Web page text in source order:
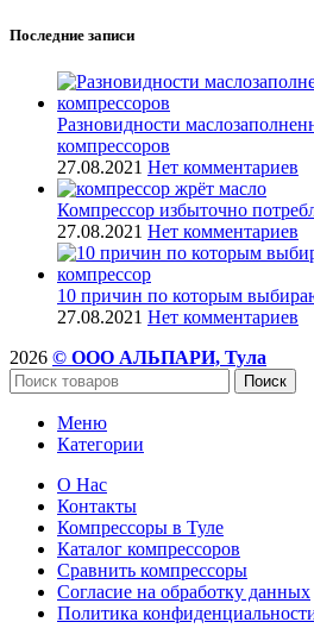
Последние записи
Разновидности
компрессоров
27.08.2021 Нет комментариев
Компрессор избыточно
27.08.2021 Нет комментариев
10 причин по которым
27.08.2021 Нет комментариев
2026 © ООО АЛЬПАРИ, Тула
Поиск
Меню
Категории
О Нас
Контакты
Компрессоры в Туле
Каталог компрессоров
Сравнить компрессоры
Согласие на обработку данных
Политика